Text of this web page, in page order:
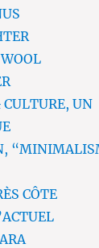
CULTURE, UN
CÔTE